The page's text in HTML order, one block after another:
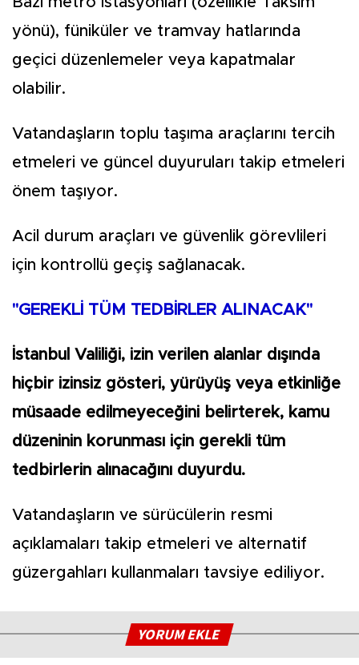
yönü), füniküler ve tramvay hatlarında
geçici düzenlemeler veya kapatmalar
olabilir.
Vatandaşların toplu taşıma araçlarını tercih
etmeleri ve güncel duyuruları takip etmeleri
önem taşıyor.
Acil durum araçları ve güvenlik görevlileri
için kontrollü geçiş sağlanacak.
"GEREKLİ TÜM TEDBİRLER ALINACAK"
İstanbul Valiliği, izin verilen alanlar dışında
hiçbir izinsiz gösteri, yürüyüş veya etkinliğe
müsaade edilmeyeceğini belirterek, kamu
düzeninin korunması için gerekli tüm
tedbirlerin alınacağını duyurdu.
Vatandaşların ve sürücülerin resmi
açıklamaları takip etmeleri ve alternatif
güzergahları kullanmaları tavsiye ediliyor.
YORUM EKLE